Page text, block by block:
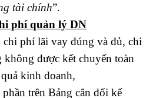
tài chính”.
phí quản lý DN
phí lãi vay đúng và đủ, chi
được kết chuyển toàn
kinh doanh,
trên Bảng cân đối kế